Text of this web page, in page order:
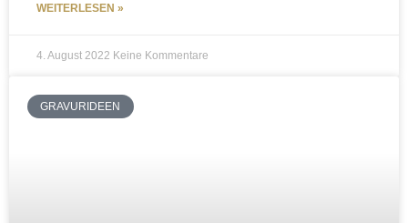
WEITERLESEN »
4. August 2022 Keine Kommentare
GRAVURIDEEN